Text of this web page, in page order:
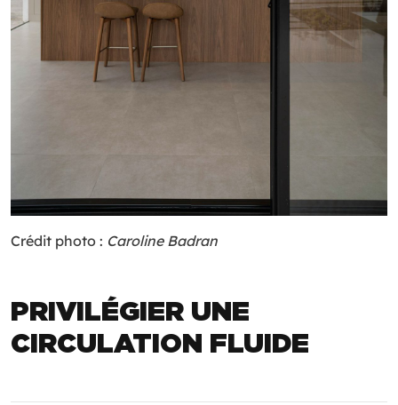
Crédit photo : Caroline Badran
PRIVILÉGIER UNE
CIRCULATION FLUIDE